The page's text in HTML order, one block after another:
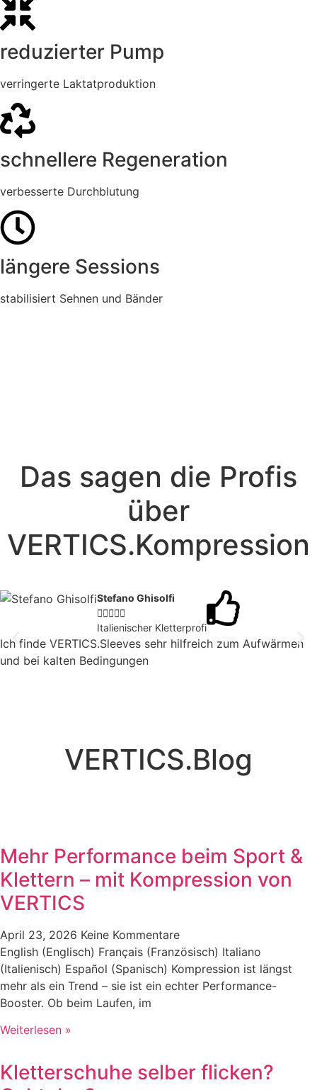
reduzierter Pump
verringerte Laktatproduktion
schnellere Regeneration
verbesserte Durchblutung
längere Sessions
stabilisiert Sehnen und Bänder
Das sagen die Profis
über
VERTICS.Kompression
Stefano Ghisolfi

Italienischer Kletterprofi
Ich finde VERTICS.Sleeves sehr hilfreich zum Aufwärmen
und bei kalten Bedingungen
VERTICS.Blog
Mehr Performance beim Sport &
Klettern – mit Kompression von
VERTICS
April 23, 2026 Keine Kommentare
English (Englisch) Français (Französisch) Italiano
(Italienisch) Español (Spanisch) Kompression ist längst
mehr als ein Trend – sie ist ein echter Performance-
Booster. Ob beim Laufen, im
Weiterlesen »
Kletterschuhe selber flicken?